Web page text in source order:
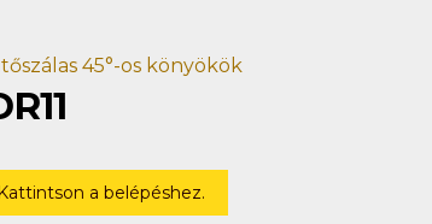
45°-os könyökök
a belépéshez.